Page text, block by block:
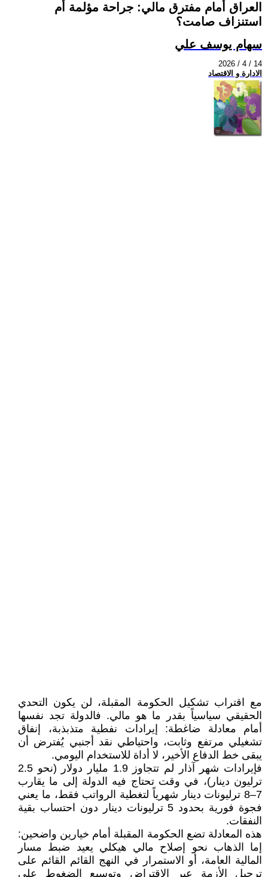
العراق أمام مفترق مالي: جراحة مؤلمة أم
استنزاف صامت؟
سهام يوسف علي
2026 / 4 / 14
الادارة و الاقتصاد
مع اقتراب تشكيل الحكومة المقبلة، لن يكون التحدي
الحقيقي سياسياً بقدر ما هو مالي. فالدولة تجد نفسها
أمام معادلة ضاغطة: إيرادات نفطية متذبذبة، إنفاق
تشغيلي مرتفع وثابت، واحتياطي نقد أجنبي يُفترض أن
يبقى خط الدفاع الأخير، لا أداة للاستخدام اليومي.
فإيرادات شهر آذار لم تتجاوز 1.9 مليار دولار (نحو 2.5
ترليون دينار)، في وقت تحتاج فيه الدولة إلى ما يقارب
7–8 ترليونات دينار شهرياً لتغطية الرواتب فقط، ما يعني
فجوة فورية بحدود 5 ترليونات دينار دون احتساب بقية
النفقات.
هذه المعادلة تضع الحكومة المقبلة أمام خيارين واضحين:
إما الذهاب نحو إصلاح مالي هيكلي يعيد ضبط مسار
المالية العامة، أو الاستمرار في النهج القائم القائم على
ترحيل الأزمة عبر الاقتراض وتوسيع الضغوط على